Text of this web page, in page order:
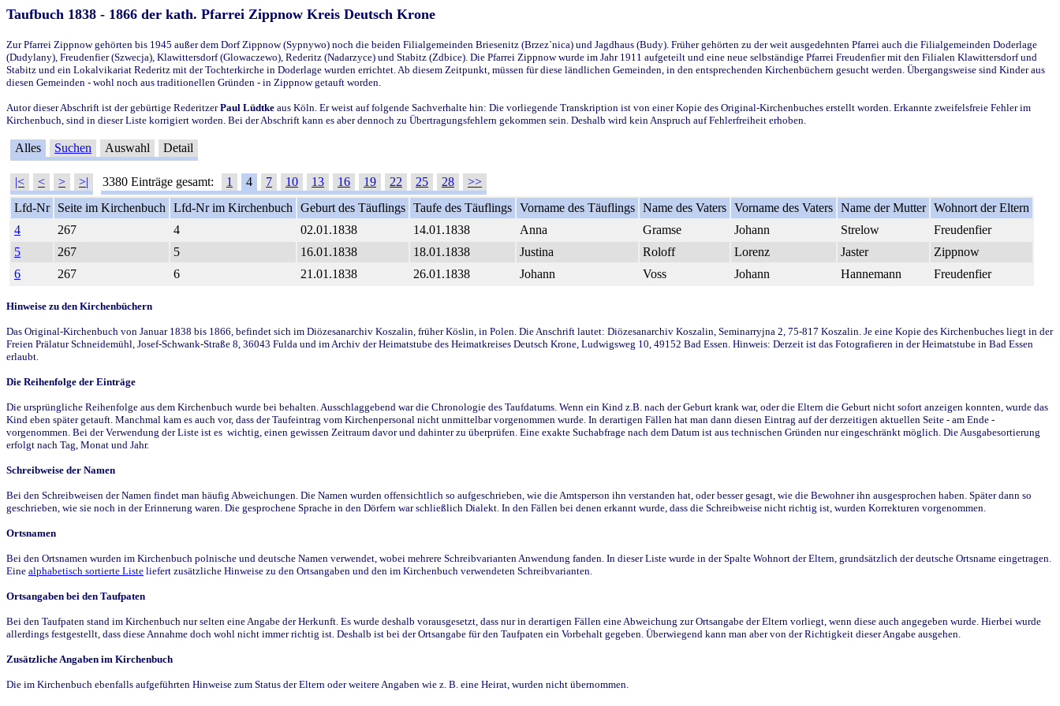
Taufbuch 1838 - 1866 der kath. Pfarrei Zippnow Kreis Deutsch Krone
Zur Pfarrei Zippnow gehörten bis 1945 außer dem Dorf Zippnow (Sypnywo) noch die beiden Filialgemeinden Briesenitz (Brzez`nica) und Jagdhaus (Budy). Früher gehörten zu der weit ausgedehnten Pfarrei auch die Filialgemeinden Doderlage
(Dudylany), Freudenfier (Szwecja), Klawittersdorf (Glowaczewo), Rederitz (Nadarzyce) und Stabitz (Zdbice). Die Pfarrei Zippnow wurde im Jahr 1911 aufgeteilt und eine neue selbständige Pfarrei Freudenfier mit den Filialen Klawittersdorf und
Stabitz und ein Lokalvikariat Rederitz mit der Tochterkirche in Doderlage wurden errichtet. Ab diesem Zeitpunkt, müssen für diese ländlichen Gemeinden, in den entsprechenden Kirchenbüchern gesucht werden. Übergangsweise sind Kinder aus
diesen Gemeinden - wohl noch aus traditionellen Gründen - in Zippnow getauft worden.
Autor dieser Abschrift ist der gebürtige RederitzerPaul Lüdtke aus Köln. Er weist auf folgende Sachverhalte hin: Die vorliegende Transkription ist von einer Kopie des Original-Kirchenbuches erstellt worden. Erkannte zweifelsfreie Fehler im
Kirchenbuch, sind in dieser Liste korrigiert worden. Bei der Abschrift kann es aber dennoch zu Übertragungsfehlern gekommen sein. Deshalb wird kein Anspruch auf Fehlerfreiheit erhoben.
Alles Suchen Auswahl Detail
|< < > >| 3380 Einträge gesamt: 1 4 7 10 13 16 19 22 25 28
>>
Lfd-Nr
Seite im Kirchenbuch Lfd-Nr im Kirchenbuch Geburt des Täuflings Taufe des Täuflings Vorname des Täuflings Name des Vaters Vorname des Vaters Name der Mutter Wohnort der Eltern
4
267 4 02.01.1838 14.01.1838 Anna Gramse Johann Strelow
Freudenfier
5
267 5 16.01.1838 18.01.1838 Justina Roloff Lorenz Jaster
Zippnow
6
267 6 21.01.1838 26.01.1838 Johann Voss Johann Hannemann Freudenfier
Hinweise zu den Kirchenbüchern
Das Original-Kirchenbuch von Januar 1838 bis 1866, befindet sich im Diözesanarchiv Koszalin, früher Köslin, in Polen. Die Anschrift lautet: Diözesanarchiv Koszalin, Seminarryjna 2, 75-817 Koszalin. Je eine Kopie des Kirchenbuches liegt in der
Freien Prälatur Schneidemühl, Josef-Schwank-Straße 8, 36043 Fulda und im Archiv der Heimatstube des Heimatkreises Deutsch Krone, Ludwigsweg 10, 49152 Bad Essen. Hinweis: Derzeit ist das Fotografieren in der Heimatstube in Bad Essen
erlaubt.
Die Reihenfolge der Einträge
Die ursprüngliche Reihenfolge aus dem Kirchenbuch wurde bei behalten. Ausschlaggebend war die Chronologie des Taufdatums. Wenn ein Kind z.B. nach der Geburt krank war, oder die Eltern die Geburt nicht sofort anzeigen konnten, wurde das
Kind eben später getauft. Manchmal kam es auch vor, dass der Taufeintrag vom Kirchenpersonal nicht unmittelbar vorgenommen wurde. In derartigen Fällen hat man dann diesen Eintrag auf der derzeitigen aktuellen Seite - am Ende -
vorgenommen. Bei der Verwendung der Liste ist es wichtig, einen gewissen Zeitraum davor und dahinter zu überprüfen. Eine exakte Suchabfrage nach dem Datum ist aus technischen Gründen nur eingeschränkt möglich. Die Ausgabesortierung
erfolgt nach Tag, Monat und Jahr.
Schreibweise der Namen
Bei den Schreibweisen der Namen findet man häufig Abweichungen. Die Namen wurden offensichtlich so aufgeschrieben, wie die Amtsperson ihn verstanden hat, oder besser gesagt, wie die Bewohner ihn ausgesprochen haben. Später dann so
geschrieben, wie sie noch in der Erinnerung waren. Die gesprochene Sprache in den Dörfern war schließlich Dialekt. In den Fällen bei denen erkannt wurde, dass die Schreibweise nicht richtig ist, wurden Korrekturen vorgenommen.
Ortsnamen
Bei den Ortsnamen wurden im Kirchenbuch polnische und deutsche Namen verwendet, wobei mehrere Schreibvarianten Anwendung fanden. In dieser Liste wurde in der Spalte Wohnort der Eltern, grundsätzlich der deutsche Ortsname eingetragen.
Eine alphabetisch sortierte Liste liefert zusätzliche Hinweise zu den Ortsangaben und den im Kirchenbuch verwendeten Schreibvarianten.
Ortsangaben bei den Taufpaten
Bei den Taufpaten stand im Kirchenbuch nur selten eine Angabe der Herkunft. Es wurde deshalb vorausgesetzt, dass nur in derartigen Fällen eine Abweichung zur Ortsangabe der Eltern vorliegt, wenn diese auch angegeben wurde. Hierbei wurde
allerdings festgestellt, dass diese Annahme doch wohl nicht immer richtig ist. Deshalb ist bei der Ortsangabe für den Taufpaten ein Vorbehalt gegeben. Überwiegend kann man aber von der Richtigkeit dieser Angabe ausgehen.
Zusätzliche Angaben im Kirchenbuch
Die im Kirchenbuch ebenfalls aufgeführten Hinweise zum Status der Eltern oder weitere Angaben wie z. B. eine Heirat, wurden nicht übernommen.